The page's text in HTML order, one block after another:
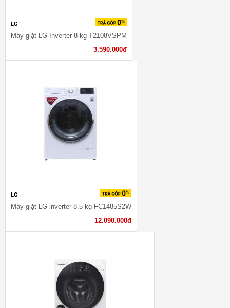
LG
Máy giặt LG Inverter 8 kg T2108VSPM
3.590.000đ
LG
Máy giặt LG inverter 8.5 kg FC1485S2W
12.090.000đ